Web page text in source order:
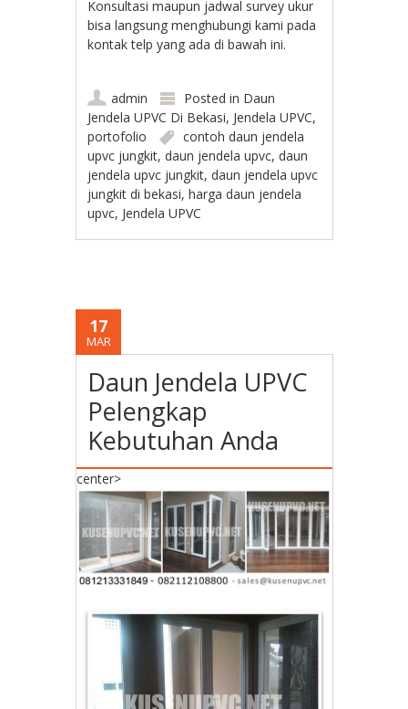
Konsultasi maupun jadwal survey ukur
bisa langsung menghubungi kami pada
kontak telp yang ada di bawah ini.
admin Posted in Daun
Jendela UPVC Di Bekasi, Jendela UPVC,
portofolio
contoh daun jendela
upvc jungkit,daun jendela upvc,daun
jendela upvc jungkit,daun jendela upvc
jungkit di bekasi,harga daun jendela
upvc, Jendela UPVC
17
MAR
Daun Jendela UPVC
Pelengkap
Kebutuhan Anda
center>